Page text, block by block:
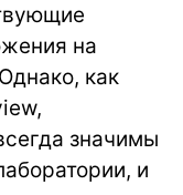
на
как
значимы
и